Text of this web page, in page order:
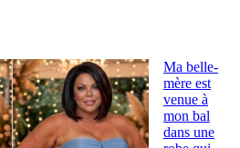
Ma belle-
mère est
venue à
mon bal
dans une